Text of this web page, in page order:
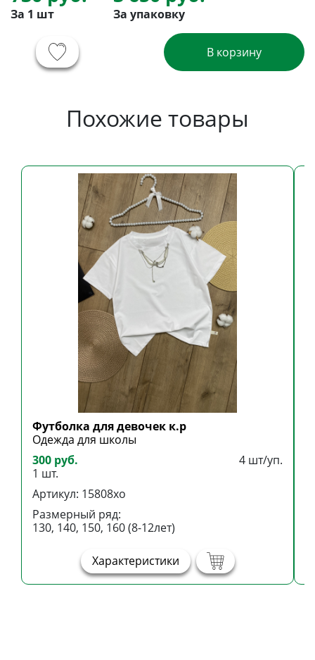
За 1 шт За упаковку
В корзину
Похожие товары
Футболка для девочек к.р
Одежда для школы
300 руб.
1 шт.
4 шт/уп.
Артикул: 15808хо
Размерный ряд:
130, 140, 150, 160 (8-12лет)
Характеристики